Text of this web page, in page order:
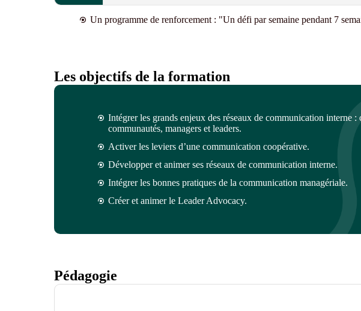
Un programme de renforcement: "Un défi par semaine pendant 7
Les objectifs de la formation
Intégrer les grands enjeux des réseaux de communication interne:
communautés, managers et leaders.
Activer les leviers d’une communication coopérative.
Développer et animer ses réseauxde communication interne.
Intégrer les bonnes pratiques de la communication managériale.
Créer et animer le Leader Advocacy.
Pédagogie